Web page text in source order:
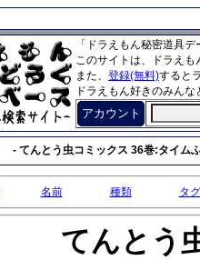
「ドラえもん秘密道具
このサイトは、ドラえ
また、 登録(無料)すると
ドラえもん好きのみん
アカウント
- てんとう虫コミックス 36巻:タイム
名前 種類 タグ
てんとう